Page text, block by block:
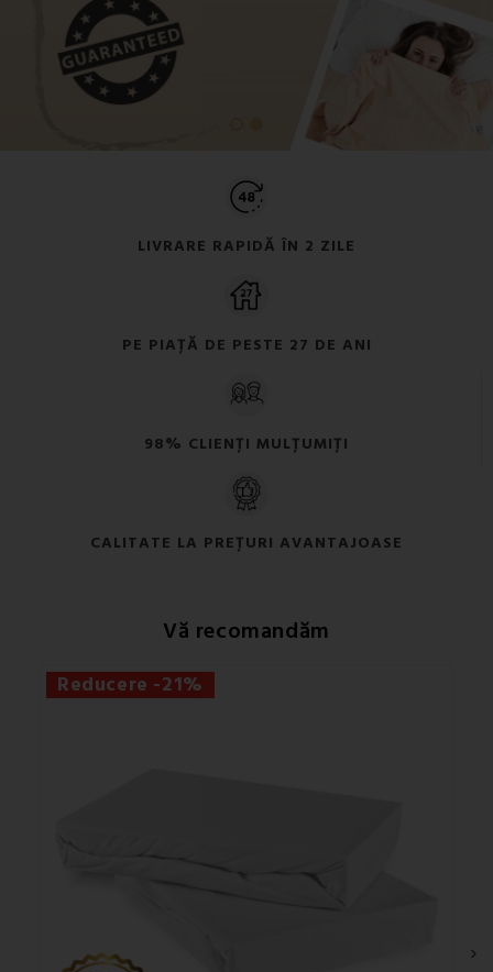
LIVRARE RAPIDĂ ÎN 2 ZILE
PE PIAȚĂ DE PESTE 27 DE ANI
98% CLIENȚI MULȚUMIȚI
CALITATE LA PREȚURI AVANTAJOASE
Vă recomandăm
Reducere -21%
›